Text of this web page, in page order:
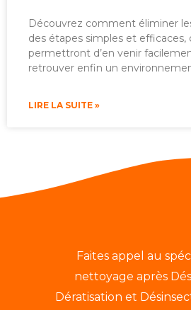
Découvrez comment éliminer
des étapes simples et efficaces,
permettront d’en venir
retrouver enfin un
LIRE LA SUITE »
Faites appel au
nettoyage après
Dératisation et